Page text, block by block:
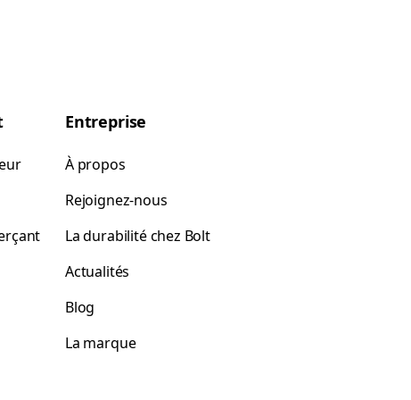
Entreprise
À propos
Rejoignez-nous
La durabilité chez Bolt
Actualités
Blog
La marque